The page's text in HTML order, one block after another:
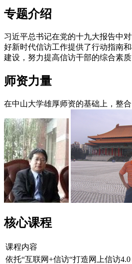
专题介绍
习近平总书记在党的十九大报告中
好新时代信访工作提供了行动指南
建设，努力提高信访干部的综合素质
师资力量
在中山大学雄厚师资的基础上，整
核心课程
课程内容
依托“互联网+信访“打造网上信访4.0